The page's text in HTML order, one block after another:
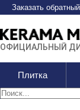
Заказать
ОФИЦИАЛЬНЫЙ
Плитка